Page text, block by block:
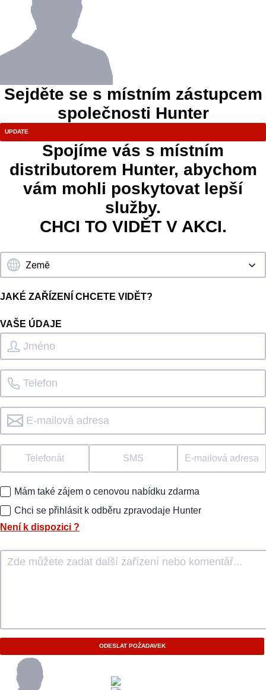
Sejděte se s místním zástupcem
společnosti Hunter
Spojíme vás s místním
distributorem Hunter, abychom
vám mohli poskytovat lepší
služby.
CHCI TO VIDĚT V AKCI.
JAKÉ ZAŘÍZENÍ CHCETE VIDĚT?
VAŠE ÚDAJE
Telefonát SMS E-mailová adresa
Mám také zájem o cenovou nabídku zdarma
Chci se přihlásit k odběru zpravodaje Hunter
Není k dispozici ?
ODESLAT POŽADAVEK